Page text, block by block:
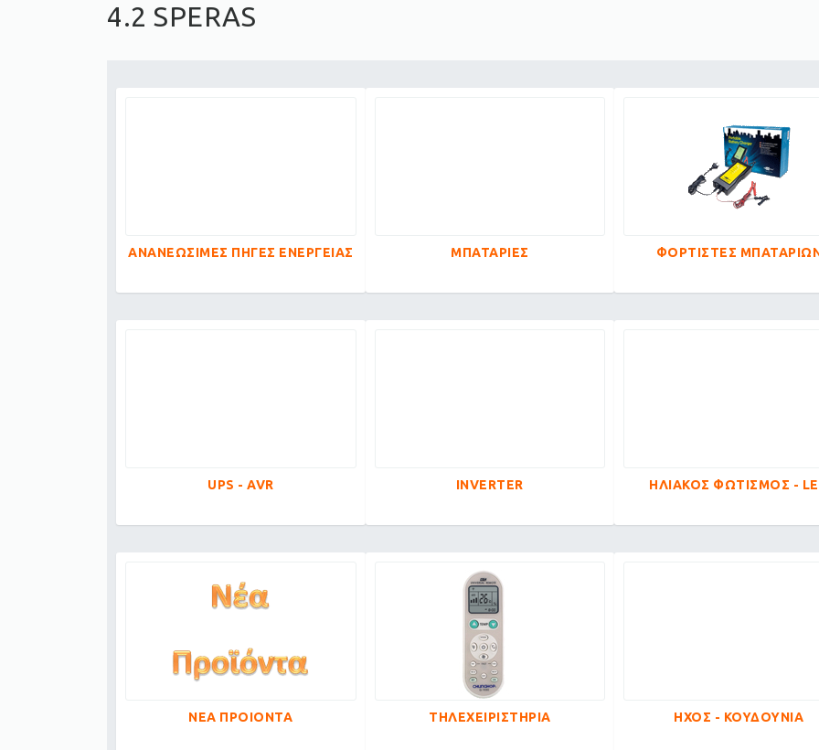
4.2 SPERAS
ΑΝΑΝΕΩΣΙΜΕΣ ΠΗΓΕΣ ΕΝΕΡΓΕΙΑΣ ΜΠΑΤΑΡΙΕΣ ΦΟΡΤΙΣΤΕΣ
UPS - AVR INVERTER ΗΛΙΑΚΟΣ ΦΩΤΙΣΜΟΣ -
ΝΕΑ ΠΡΟΙΟΝΤΑ ΤΗΛΕΧΕΙΡΙΣΤΗΡΙΑ ΗΧΟΣ - ΚΟΥΔΟΥΝΙΑ